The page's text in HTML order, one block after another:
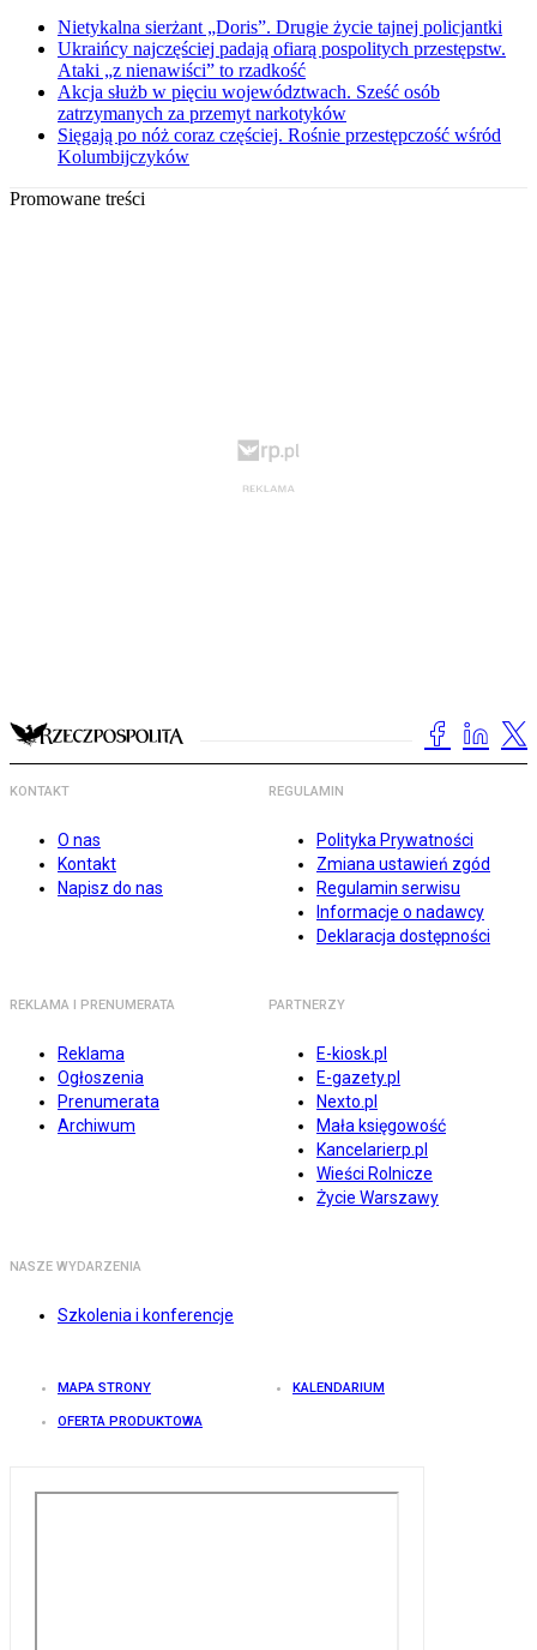
Nietykalna sierżant „Doris”. Drugie życie tajnej policjantki
Ukraińcy najczęściej padają ofiarą pospolitych przestępstw.
Ataki „z nienawiści” to rzadkość
Akcja służb w pięciu województwach. Sześć osób
zatrzymanych za przemyt narkotyków
Sięgają po nóż coraz częściej. Rośnie przestępczość wśród
Kolumbijczyków
Promowane treści
KONTAKT
O nas
Kontakt
Napisz do nas
REGULAMIN
Polityka Prywatności
Zmiana ustawień zgód
Regulamin serwisu
Informacje o nadawcy
Deklaracja dostępności
REKLAMA I PRENUMERATA
Reklama
Ogłoszenia
Prenumerata
Archiwum
PARTNERZY
E-kiosk.pl
E-gazety.pl
Nexto.pl
Mała księgowość
Kancelarierp.pl
Wieści Rolnicze
Życie Warszawy
NASZE WYDARZENIA
Szkolenia i konferencje
MAPA STRONY KALENDARIUM
OFERTA PRODUKTOWA